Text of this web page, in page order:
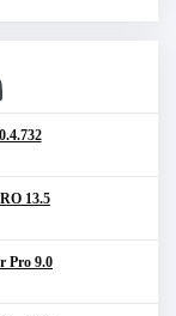
13.5
Pro 9.0